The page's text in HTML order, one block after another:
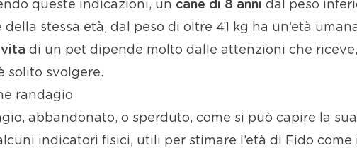
queste indicazioni, un cane di 8 anni dal peso
stessa età, dal peso di oltre 41 kg ha un’età
vita di un pet dipende molto dalle attenzioni che
solito svolgere.
randagio
abbandonato, o sperduto, come si può capire la
indicatori fisici, utili per stimare l’età di Fido come